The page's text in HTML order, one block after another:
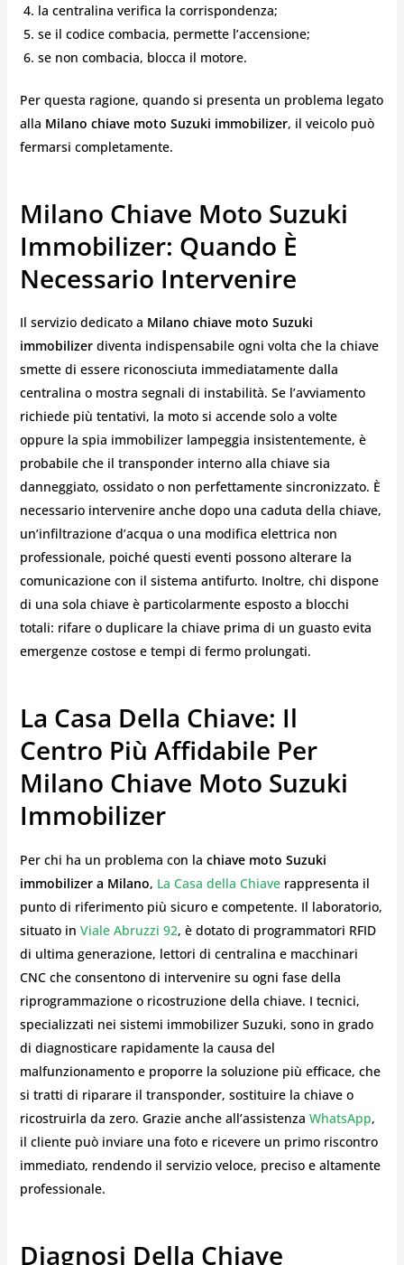
la centralina verifica la corrispondenza;
se il codice combacia, permette l’accensione;
se non combacia, blocca il motore.
Per questa ragione, quando si presenta un problema legato
alla Milano chiave moto Suzuki immobilizer, il veicolo può
fermarsi completamente.
Milano Chiave Moto Suzuki
Immobilizer: Quando È
Necessario Intervenire
Il servizio dedicato a Milano chiave moto Suzuki
immobilizerdiventa indispensabile ogni volta che la chiave
smette di essere riconosciuta immediatamente dalla
centralina o mostra segnali di instabilità. Se l’avviamento
richiede più tentativi, la moto si accende solo a volte
oppure la spia immobilizer lampeggia insistentemente, è
probabile che il transponder interno alla chiave sia
danneggiato, ossidato o non perfettamente sincronizzato. È
necessario intervenire anche dopo una caduta della chiave,
un’infiltrazione d’acqua o una modifica elettrica non
professionale, poiché questi eventi possono alterare la
comunicazione con il sistema antifurto. Inoltre, chi dispone
di una sola chiave è particolarmente esposto a blocchi
totali: rifare o duplicare la chiave prima di un guasto evita
emergenze costose e tempi di fermo prolungati.
La Casa Della Chiave: Il
Centro Più Affidabile Per
Milano Chiave Moto Suzuki
Immobilizer
Per chi ha un problema con la chiave moto Suzuki
immobilizer a Milano, La Casa della Chiaverappresenta il
punto di riferimento più sicuro e competente. Il laboratorio,
situato in Viale Abruzzi 92, è dotato di programmatori RFID
di ultima generazione, lettori di centralina e macchinari
CNC che consentono di intervenire su ogni fase della
riprogrammazione o ricostruzione della chiave. I tecnici,
specializzati nei sistemi immobilizer Suzuki, sono in grado
di diagnosticare rapidamente la causa del
malfunzionamento e proporre la soluzione più efficace, che
si tratti di riparare il transponder, sostituire la chiave o
ricostruirla da zero. Grazie anche all’assistenza WhatsApp,
il cliente può inviare una foto e ricevere un primo riscontro
immediato, rendendo il servizio veloce, preciso e altamente
professionale.
Diagnosi Della Chiave